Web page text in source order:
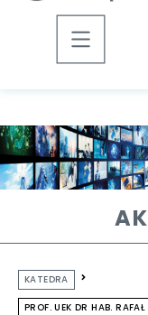
KATEDRA
PROF. UEK DR HAB.